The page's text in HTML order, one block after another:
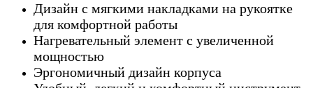
Дизайн с мягкими накладками на рукоятке
для комфортной работы
Нагревательный элемент с увеличенной
мощностью
Эргономичный дизайн корпуса